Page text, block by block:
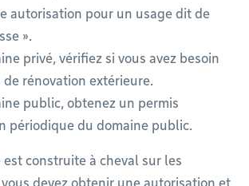
autorisation pour un usage dit de
».
privé, vérifiez si vous avez besoin
de rénovation extérieure.
public, obtenez un permis
périodique du domaine public.
est construite à cheval sur les